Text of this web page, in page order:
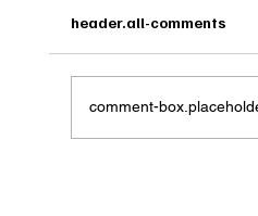
Onatera : Pour
header.all-comments
comment-